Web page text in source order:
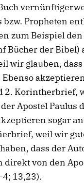
bzw. Propheten
zum Beispiel
Bücher der Bibel)
wir glauben,
Ebenso
2. Korintherbrief,
Apostel Paulus
sogar
weil wir
dass der
direkt von den
13,23).